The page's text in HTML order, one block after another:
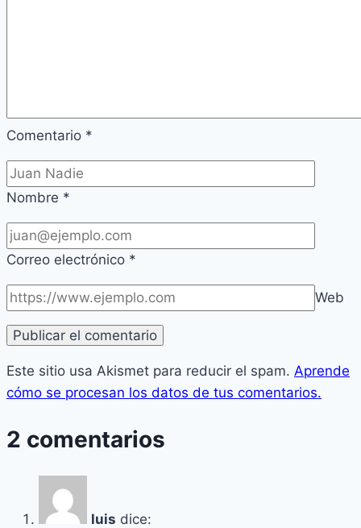
Comentario *
Nombre *
Correo electrónico *
Web
Este sitio usa Akismet para reducir el spam. Aprende
cómo se procesan los datos de tus comentarios.
2 comentarios
luis dice: